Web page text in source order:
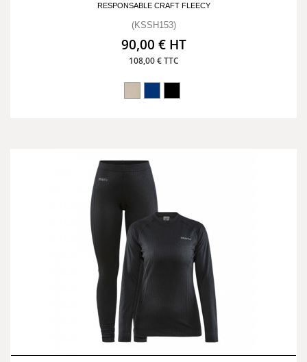
RESPONSABLE CRAFT FLEECY
(KSSH153)
90,00 € HT
108,00 € TTC